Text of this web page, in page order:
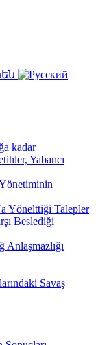
kadar
Yabancı
Yönelttiği Talepler
Beslediği
Anlaşmazlığı
Savaş